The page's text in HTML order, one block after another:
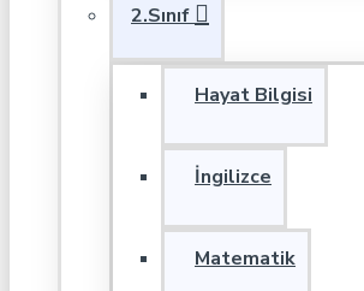
2.Sınıf
Hayat Bilgisi
İngilizce
Matematik